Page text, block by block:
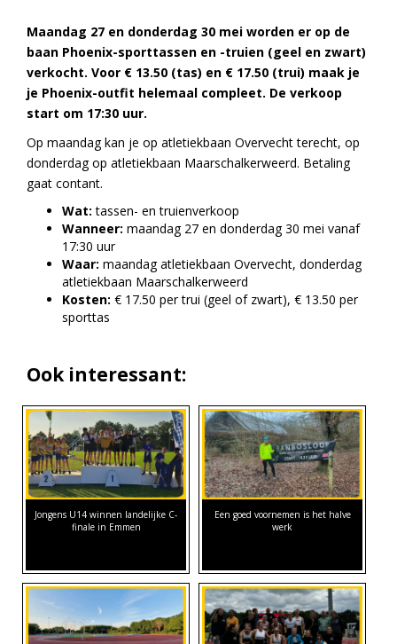
Maandag 27 en donderdag 30 mei worden er op de
baan Phoenix-sporttassen en -truien (geel en zwart)
verkocht. Voor € 13.50 (tas) en € 17.50 (trui) maak je
je Phoenix-outfit helemaal compleet. De verkoop
start om 17:30 uur.
Op maandag kan je op atletiekbaan Overvecht terecht, op
donderdag op atletiekbaan Maarschalkerweerd. Betaling
gaat contant.
Wat: tassen- en truienverkoop
Wanneer: maandag 27 en donderdag 30 mei vanaf
17:30 uur
Waar: maandag atletiekbaan Overvecht, donderdag
atletiekbaan Maarschalkerweerd
Kosten: € 17.50 per trui (geel of zwart), € 13.50 per
sporttas
Ook interessant:
Jongens U14 winnen landelijke C-
finale in Emmen
Een goed voornemen is het halve
werk